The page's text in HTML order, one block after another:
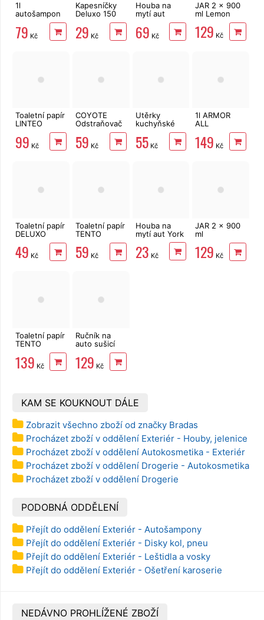
1l
autošampon
Velvana s
voskem,
koncentrát
79 Kč
Kapesníčky
Deluxo 150
ks 3vrstvé v
krabičce,
šedé květy
29 Kč
Houba na
mytí aut
mikrovlákno
22 x 12 x 6
69 Kč
JAR 2 x 900
ml Lemon
129 Kč
Toaletní papír
LINTEO
3vrstvý 16
rolí, 240 m
99 Kč
COYOTE
Odstraňovač
hmyzu 500
ml
59 Kč
Utěrky
kuchyňské
TENTO Extra
Strong
3vrstvé, 2
55Kč
1l ARMOR
ALL
Autošampon
s voskem
WASH&WAX
149 Kč
Toaletní papír
DELUXO
3vrstvý 8 rolí,
132 m
49 Kč
Toaletní papír
TENTO
Ellegance
Pink 3vrstvý
8 rolí, 144 m
59 Kč
Houba na
mytí aut York
23 Kč
JAR 2 x 900
ml
Pomegranate
129 Kč
Toaletní papír
TENTO
Delicate
3vrstvý 24
139 Kč
Ručník na
auto sušicí
mikrovlákno
Lagrada,
129 Kč
KAM SE KOUKNOUT DÁLE
Zobrazit všechno zboží od značky Bradas
Procházet zboží v oddělení Exteriér - Houby, jelenice
Procházet zboží v oddělení Autokosmetika - Exteriér
Procházet zboží v oddělení Drogerie - Autokosmetika
Procházet zboží v oddělení Drogerie
PODOBNÁ ODDĚLENÍ
Přejít do oddělení Exteriér - Autošampony
Přejít do oddělení Exteriér - Disky kol, pneu
Přejít do oddělení Exteriér - Leštidla a vosky
Přejít do oddělení Exteriér - Ošetření karoserie
NEDÁVNO PROHLÍŽENÉ ZBOŽÍ